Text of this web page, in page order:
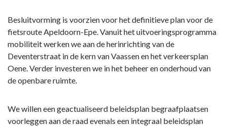
Besluitvorming is voorzien voor het definitieve plan voor de
fietsroute Apeldoorn-Epe. Vanuit het uitvoeringsprogramma
mobiliteit werken we aan de herinrichting van de
Deventerstraat in de kern van Vaassen en het verkeersplan
Oene. Verder investeren we in het beheer en onderhoud van
de openbare ruimte.
We willen een geactualiseerd beleidsplan begraafplaatsen
voorleggen aan de raad evenals een integraal beleidsplan